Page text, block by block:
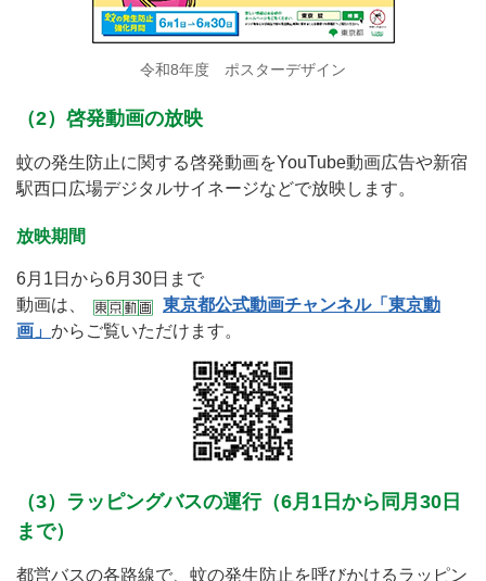
令和8年度 ポスターデザイン
（2）啓発動画の放映
蚊の発生防止に関する啓発動画をYouTube動画広告や新宿
駅西口広場デジタルサイネージなどで放映します。
放映期間
6月1日から6月30日まで
動画は、
東京都公式動画チャンネル「東京動
画」 からご覧いただけます。
（3）ラッピングバスの運行（6月1日から同月30日
まで）
都営バスの各路線で、蚊の発生防止を呼びかけるラッピン